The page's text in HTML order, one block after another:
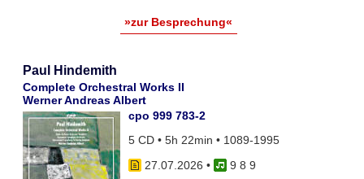
»zur Besprechung«
Paul Hindemith
Complete Orchestral Works II
Werner Andreas Albert
cpo 999 783-2
5 CD • 5h 22min • 1089-1995
27.07.2026 •
9 8 9